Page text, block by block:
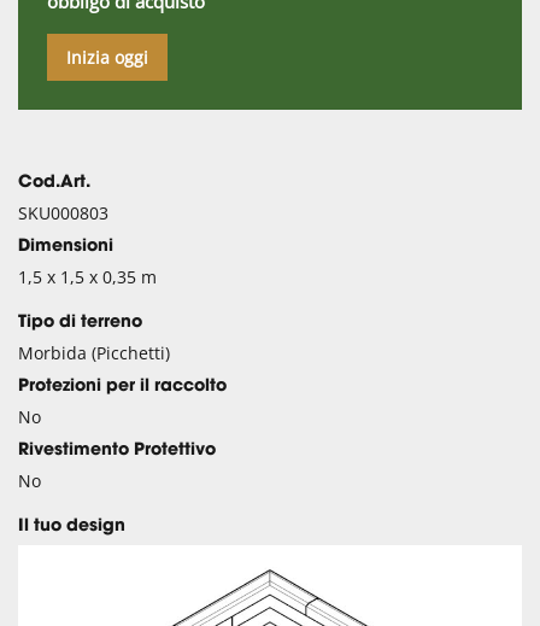
Inizia oggi
Cod.Art.
SKU000803
Dimensioni
1,5 x 1,5 x 0,35 m
Tipo di terreno
Morbida (Picchetti)
Protezioni per il raccolto
No
Rivestimento Protettivo
No
Il tuo design